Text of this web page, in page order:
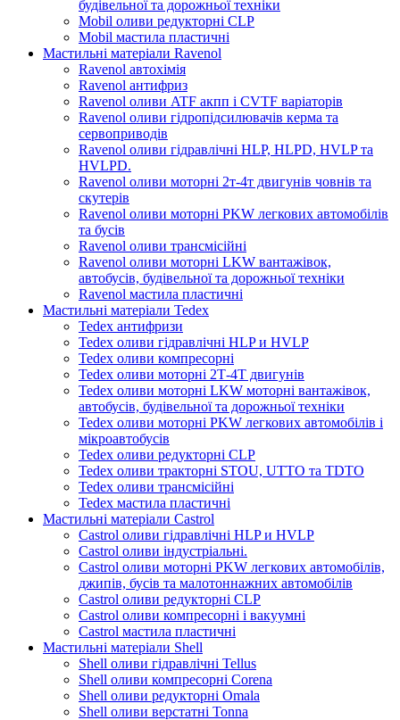
будівельної та дорожньої техніки
Mobil оливи редукторні CLP
Mobil мастила пластичні
Мастильні матеріали Ravenol
Ravenol автохімія
Ravenol антифриз
Ravenol оливи ATF акпп і CVTF варіаторів
Ravenol оливи гідропідсилювачів керма та
сервоприводів
Ravenol оливи гідравлічні HLP, HLPD, HVLP та
HVLPD.
Ravenol оливи моторні 2т-4т двигунів човнів та
скутерів
Ravenol оливи моторні PKW легкових автомобілів
та бусів
Ravenol оливи трансмісійні
Ravenol оливи моторні LKW вантажівок,
автобусів, будівельної та дорожньої техніки
Ravenol мастила пластичні
Мастильні матеріали Tedex
Tedex антифризи
Tedex оливи гідравлічні HLP и HVLP
Tedex оливи компресорні
Tedex оливи моторні 2Т-4Т двигунів
Tedex оливи моторні LKW моторні вантажівок,
автобусів, будівельної та дорожньої техніки
Tedex оливи моторні PKW легкових автомобілів і
мікроавтобусів
Tedex оливи редукторні CLP
Tedex оливи тракторні STOU, UTTO та TDTO
Tedex оливи трансмісійні
Tedex мастила пластичні
Мастильні матеріали Castrol
Castrol оливи гідравлічні HLP и HVLP
Castrol оливи індустріальні.
Castrol оливи моторні PKW легкових автомобілів,
джипів, бусів та малотоннажних автомобілів
Castrol оливи редукторні CLP
Castrol оливи компресорні і вакуумні
Castrol мастила пластичні
Мастильні матеріали Shell
Shell оливи гідравлічні Tellus
Shell оливи компресорні Corena
Shell оливи редукторні Omala
Shell оливи верстатні Tonna